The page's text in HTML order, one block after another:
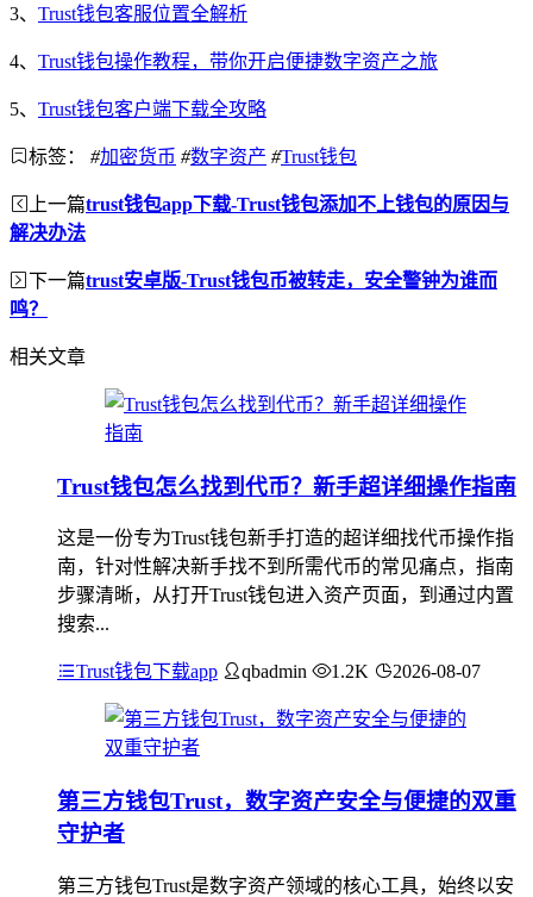
3、 Trust钱包客服位置全解析
4、 Trust钱包操作教程，带你开启便捷数字资产之旅
5、 Trust钱包客户端下载全攻略
标签： #加密货币 #数字资产 #Trust钱包
上一篇trust钱包app下载-Trust钱包添加不上钱包的原因与
解决办法
下一篇trust安卓版-Trust钱包币被转走，安全警钟为谁而
鸣？
相关文章
Trust钱包怎么找到代币？新手超详细操作指南
这是一份专为Trust钱包新手打造的超详细找代币操作指
南，针对性解决新手找不到所需代币的常见痛点，指南
步骤清晰，从打开Trust钱包进入资产页面，到通过内置
搜索...
Trust钱包下载app qbadmin 1.2K 2026-08-07
第三方钱包Trust，数字资产安全与便捷的双重
守护者
第三方钱包Trust是数字资产领域的核心工具，始终以安